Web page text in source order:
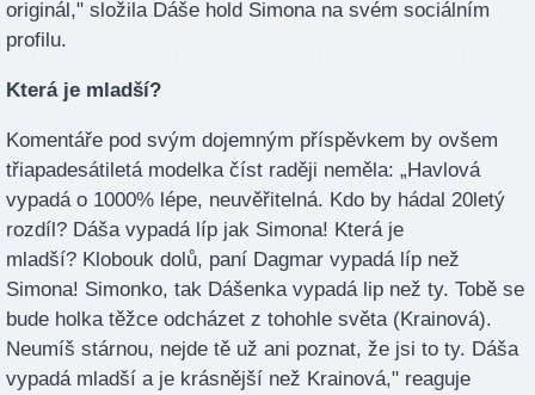
originál," složila Dáše hold Simona na svém sociálním
profilu.
Která je mladší?
Komentáře pod svým dojemným příspěvkem by ovšem
třiapadesátiletá modelka číst raději neměla: „Havlová
vypadá o 1000% lépe, neuvěřitelná. Kdo by hádal 20letý
rozdíl? Dáša vypadá líp jak Simona! Která je
mladší? Klobouk dolů, paní Dagmar vypadá líp než
Simona! Simonko, tak Dášenka vypadá lip než ty. Tobě se
bude holka těžce odcházet z tohohle světa (Krainová).
Neumíš stárnou, nejde tě už ani poznat, že jsi to ty. Dáša
vypadá mladší a je krásnější než Krainová," reaguje